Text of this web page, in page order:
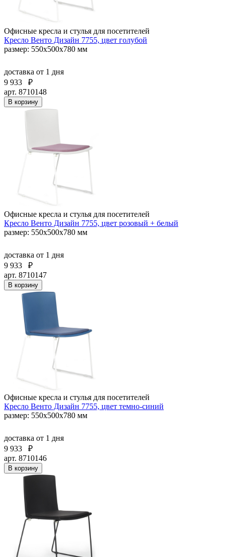
Офисные кресла и стулья для посетителей
Кресло Венто Дизайн 7755, цвет голубой
размер: 550х500х780 мм
доставка от 1 дня
9 933
₽
арт. 8710148
В корзину
Офисные кресла и стулья для посетителей
Кресло Венто Дизайн 7755, цвет розовый + белый
размер: 550х500х780 мм
доставка от 1 дня
9 933
₽
арт. 8710147
В корзину
Офисные кресла и стулья для посетителей
Кресло Венто Дизайн 7755, цвет темно-синий
размер: 550х500х780 мм
доставка от 1 дня
9 933
₽
арт. 8710146
В корзину